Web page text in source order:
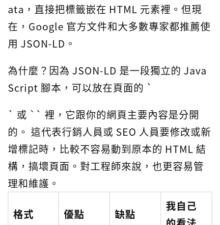
ata，直接把標籤嵌在 HTML 元素裡。但現
在，Google 官方文件和大多數專家都推薦使
用 JSON-LD。
為什麼？因為 JSON-LD 是一段獨立的 Java
Script 腳本，可以放在頁面的 `
` 或 `` 裡，它跟你的網頁主要內容是分開
的。 這代表行銷人員或 SEO 人員要修改或新
增標記時，比較不容易動到原本的 HTML 結
構，搞壞頁面。對工程師來說，也更容易管
理和維護。
格式 優點 缺點
我自己